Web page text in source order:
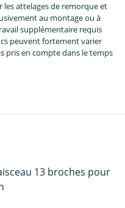
attelages de remorque et
au montage ou à
supplémentaire requis
peuvent fortement varier
pris en compte dans le temps
13 broches pour